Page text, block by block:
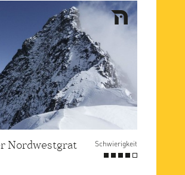
Nordwestgrat Schwierigkeit